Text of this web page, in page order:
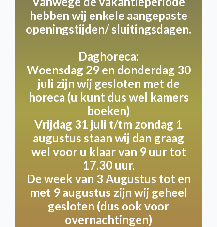
we je graag van 9:00 tot 17:00 uur. Begin je weekend
goed met een bezoek op vrijdag, zaterdag of zondag,
wanneer we iets langer open zijn van 9:00 tot 17:30
uur. Let op, op dinsdagen nemen we even een
Heb je speciale plannen buiten deze tijden? Geen
probleem!
We denken graag met je mee voor een private
dining, feest of bruiloft, volledig op maat en naar
jouw wensen. Laat je verrassen door de
mogelijkheden die we in overleg kunnen bieden!
Terras
Geniet van een gastvrije ervaring op ons terras,
hebben wij enkele aangepaste
openingstijden/ sluitingsdagen.
Daghoreca:
Woensdag 29 en donderdag 30
juli zijn wij gesloten met de
horeca (u kunt dus wel kamers
boeken)
Vrijdag 31 juli t/tm zondag 1
augustus staan wij dan graag
wel voor u klaar van 9 uur tot
17.30 uur.
De week van 3 Augustus tot en
met 9 augustus zijn wij geheel
gesloten (dus ook voor
overnachtingen)